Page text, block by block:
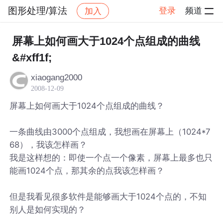
图形处理/算法 加入 登录 频道
社区 图形处理/算法 帖子详情
屏幕上如何画大于1024个点组成的曲线
&#xff1f;
xiaogang2000
2008-12-09
屏幕上如何画大于1024个点组成的曲线？
一条曲线由3000个点组成，我想画在屏幕上（1024*7
68），我该怎样画？
我是这样想的：即使一个点一个像素，屏幕上最多也只
能画1024个点，那其余的点我该怎样画？
但是我看见很多软件是能够画大于1024个点的，不知
别人是如何实现的？